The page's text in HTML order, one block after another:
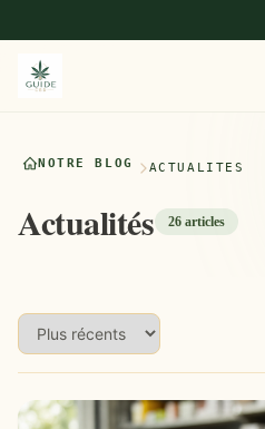
NOTRE BLOG ACTUALITÉS
Actualités 26 articles